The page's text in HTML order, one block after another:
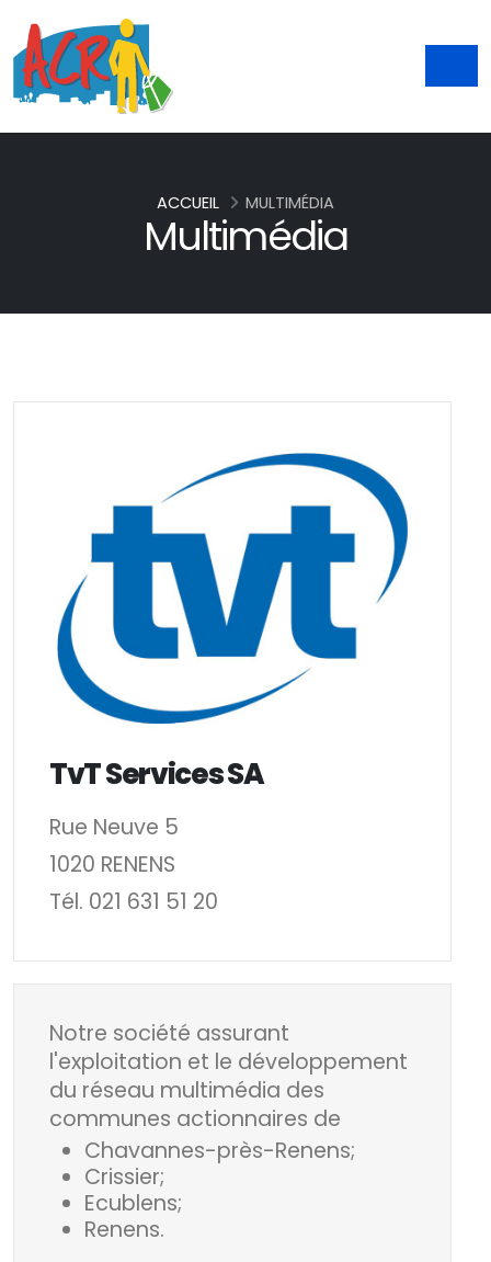
Multimédia
ACCUEIL MULTIMÉDIA
TvT Services SA
Rue Neuve 5
1020 RENENS
Tél. 021 631 51 20
Notre société assurant
l'exploitation et le développement
du réseau multimédia des
communes actionnaires de
Chavannes-près-Renens;
Crissier;
Ecublens;
Renens.